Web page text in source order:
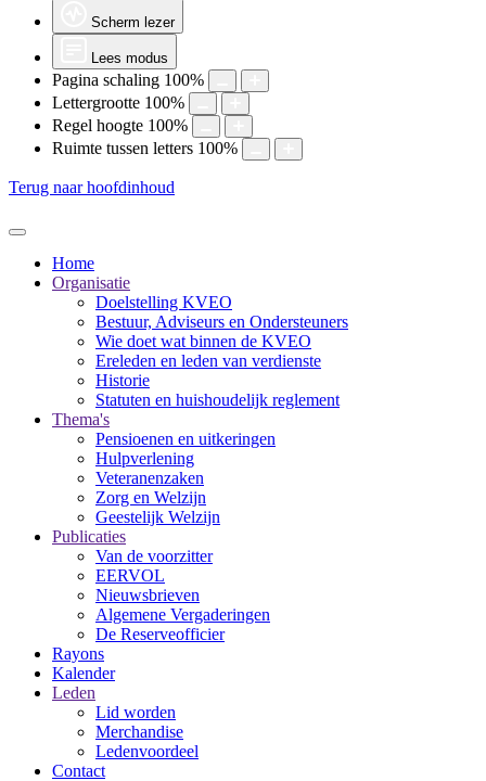
Scherm lezer
Lees modus
Pagina schaling 100%
Lettergrootte 100%
Regel hoogte 100%
Ruimte tussen letters 100%
Terug naar hoofdinhoud
Home
Organisatie
Doelstelling KVEO
Bestuur, Adviseurs en Ondersteuners
Wie doet wat binnen de KVEO
Ereleden en leden van verdienste
Historie
Statuten en huishoudelijk reglement
Thema's
Pensioenen en uitkeringen
Hulpverlening
Veteranenzaken
Zorg en Welzijn
Geestelijk Welzijn
Publicaties
Van de voorzitter
EERVOL
Nieuwsbrieven
Algemene Vergaderingen
De Reserveofficier
Rayons
Kalender
Leden
Lid worden
Merchandise
Ledenvoordeel
Contact